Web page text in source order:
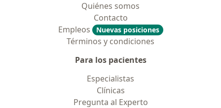
Quiénes somos
Contacto
Empleos
Nuevas posiciones
Términos y condiciones
Para los pacientes
Especialistas
Clínicas
Pregunta al Experto